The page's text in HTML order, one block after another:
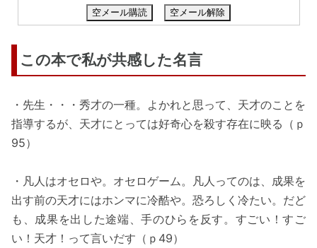
空メール購読 空メール解除
この本で私が共感した名言
・先生・・・秀才の一種。よかれと思って、天才のことを
指導するが、天才にとっては好奇心を殺す存在に映る（ｐ
95）
・凡人はオセロや。オセロゲーム。凡人ってのは、成果を
出す前の天才にはホンマに冷酷や。恐ろしく冷たい。だど
も、成果を出した途端、手のひらを反す。すごい！すご
い！天才！って言いだす（ｐ49）